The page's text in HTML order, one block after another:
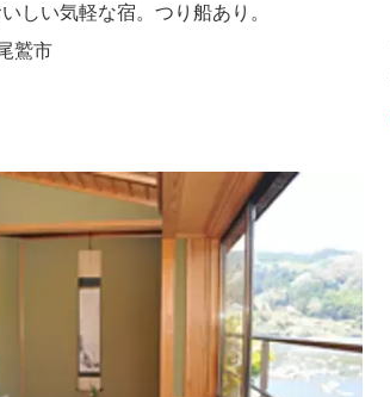
しい気軽な宿。つり船あり。
鷲市